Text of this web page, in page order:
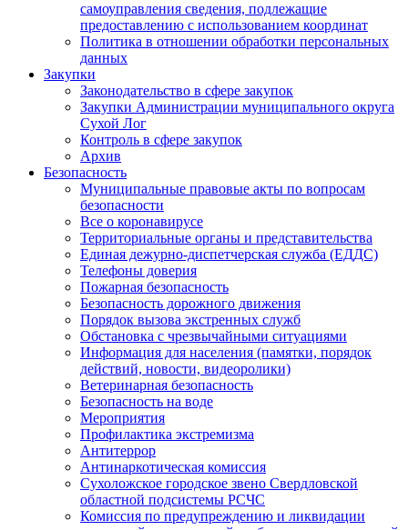
самоуправления сведения, подлежащие
предоставлению с использованием координат
Политика в отношении обработки персональных
данных
Закупки
Законодательство в сфере закупок
Закупки Администрации муниципального округа
Сухой Лог
Контроль в сфере закупок
Архив
Безопасность
Муниципальные правовые акты по вопросам
безопасности
Все о коронавирусе
Территориальные органы и представительства
Единая дежурно-диспетчерская служба (ЕДДС)
Телефоны доверия
Пожарная безопасность
Безопасность дорожного движения
Порядок вызова экстренных служб
Обстановка с чрезвычайными ситуациями
Информация для населения (памятки, порядок
действий, новости, видеоролики)
Ветеринарная безопасность
Безопасность на воде
Мероприятия
Профилактика экстремизма
Антитеррор
Антинаркотическая комиссия
Сухоложское городское звено Свердловской
областной подсистемы РСЧС
Комиссия по предупреждению и ликвидации